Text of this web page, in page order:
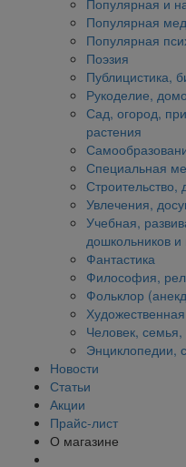
Популярная и
Популярная
Популярная
Поэзия
Публицистика,
Рукоделие,
Сад, огород,
растения
Специальная
Строительство,
Увлечения,
Учебная,
дошкольников
Фантастика
Философия,
Фольклор
Человек, семья,
Энциклопедии,
Новости
Статьи
Акции
Прайс-лист
О магазине